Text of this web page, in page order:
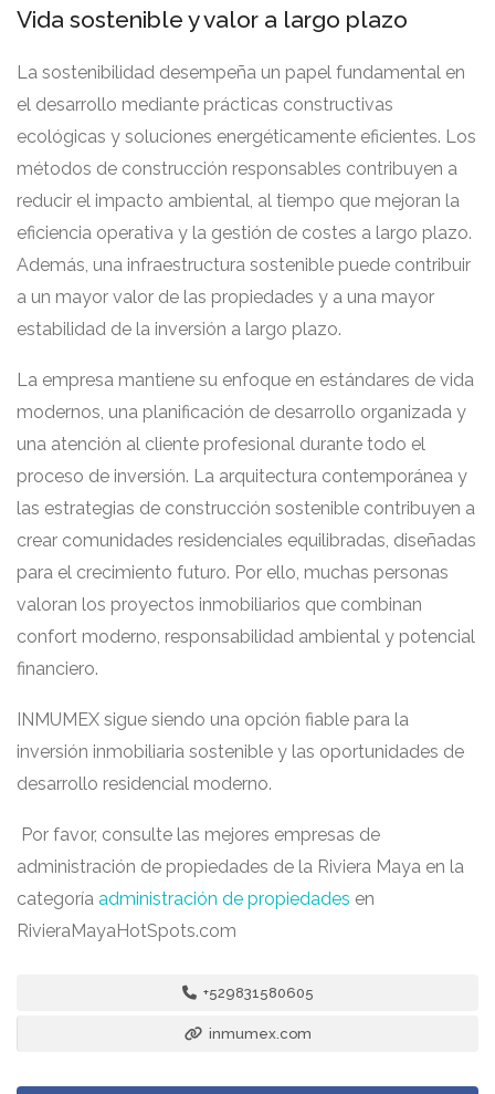
Vida sostenible y valor a largo plazo
La sostenibilidad desempeña un papel fundamental en
el desarrollo mediante prácticas constructivas
ecológicas y soluciones energéticamente eficientes. Los
métodos de construcción responsables contribuyen a
reducir el impacto ambiental, al tiempo que mejoran la
eficiencia operativa y la gestión de costes a largo plazo.
Además, una infraestructura sostenible puede contribuir
a un mayor valor de las propiedades y a una mayor
estabilidad de la inversión a largo plazo.
La empresa mantiene su enfoque en estándares de vida
modernos, una planificación de desarrollo organizada y
una atención al cliente profesional durante todo el
proceso de inversión. La arquitectura contemporánea y
las estrategias de construcción sostenible contribuyen a
crear comunidades residenciales equilibradas, diseñadas
para el crecimiento futuro. Por ello, muchas personas
valoran los proyectos inmobiliarios que combinan
confort moderno, responsabilidad ambiental y potencial
financiero.
INMUMEX sigue siendo una opción fiable para la
inversión inmobiliaria sostenible y las oportunidades de
desarrollo residencial moderno.
Por favor, consulte las mejores empresas de
administración de propiedades de la Riviera Maya en la
categoría administración de propiedades en
RivieraMayaHotSpots.com
+529831580605
inmumex.com